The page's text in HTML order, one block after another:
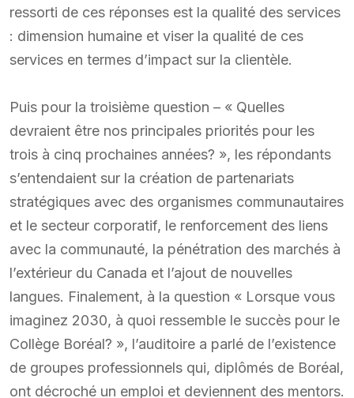
ressorti de ces réponses est la qualité des services
: dimension humaine et viser la qualité de ces
services en termes d’impact sur la clientèle.
Puis pour la troisième question – « Quelles
devraient être nos principales priorités pour les
trois à cinq prochaines années? », les répondants
s’entendaient sur la création de partenariats
stratégiques avec des organismes communautaires
et le secteur corporatif, le renforcement des liens
avec la communauté, la pénétration des marchés à
l’extérieur du Canada et l’ajout de nouvelles
langues. Finalement, à la question « Lorsque vous
imaginez 2030, à quoi ressemble le succès pour le
Collège Boréal? », l’auditoire a parlé de l’existence
de groupes professionnels qui, diplômés de Boréal,
ont décroché un emploi et deviennent des mentors.